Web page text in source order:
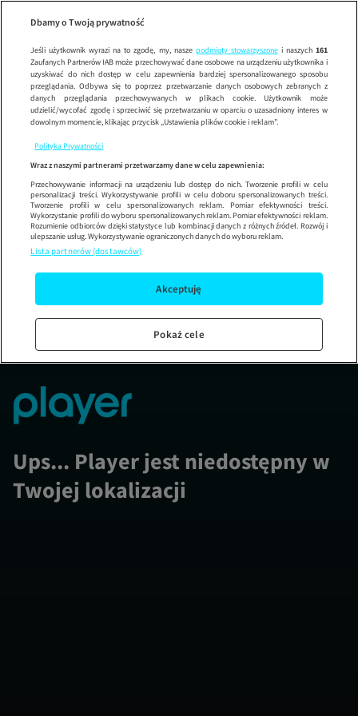
Wypróbuj aplikację mobilną
Korzystaj z łatwiejszej nawigacji i ciesz się szybszym
Ups... Player jest niedostępny w
Twojej lokalizacji
Dbamy o Twoją prywatność
Jeśli użytkownik wyrazi na to zgodę, my, nasze podmioty stowarzyszonei naszych 161
Zaufanych Partnerów IAB może przechowywać dane osobowe na urządzeniu użytkownika i
uzyskiwać do nich dostęp w celu zapewnienia bardziej spersonalizowanego sposobu
przeglądania. Odbywa się to poprzez przetwarzanie danych osobowych zebranych z
danych przeglądania przechowywanych w plikach cookie. Użytkownik może
udzielić/wycofać zgodę i sprzeciwić się przetwarzaniu w oparciu o uzasadniony interes w
dowolnym momencie, klikając przycisk „Ustawienia plików cookie i reklam”.
Polityka Prywatności
Wraz z naszymi partnerami przetwarzamy dane w celu zapewnienia:
Przechowywanie informacji na urządzeniu lub dostęp do nich. Tworzenie profili w celu
personalizacji treści. Wykorzystywanie profili w celu doboru spersonalizowanych treści.
Tworzenie profili w celu spersonalizowanych reklam. Pomiar efektywności treści.
Wykorzystanie profili do wyboru spersonalizowanych reklam. Pomiar efektywności reklam.
Rozumienie odbiorców dzięki statystyce lub kombinacji danych z różnych źródeł. Rozwój i
ulepszanie usług. Wykorzystywanie ograniczonych danych do wyboru reklam.
Lista partnerów (dostawców)
Akceptuję
Pokaż cele